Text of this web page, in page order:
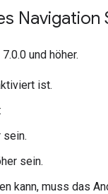
Navigation
und höher.
ist.
sein.
sein.
kann, muss das